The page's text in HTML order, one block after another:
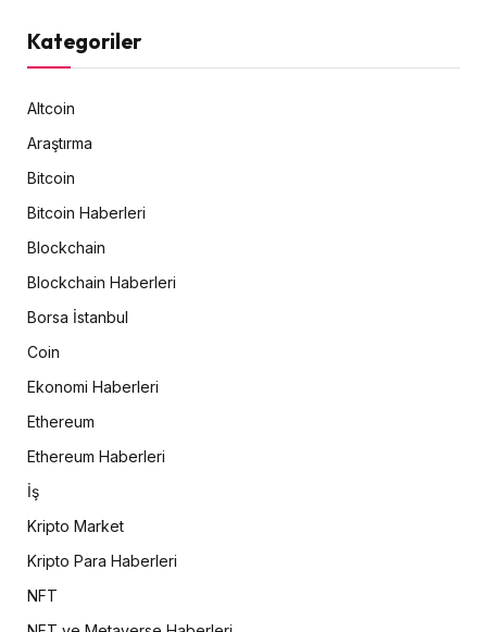
Kategoriler
Altcoin
Araştırma
Bitcoin
Bitcoin Haberleri
Blockchain
Blockchain Haberleri
Borsa İstanbul
Coin
Ekonomi Haberleri
Ethereum
Ethereum Haberleri
İş
Kripto Market
Kripto Para Haberleri
NFT